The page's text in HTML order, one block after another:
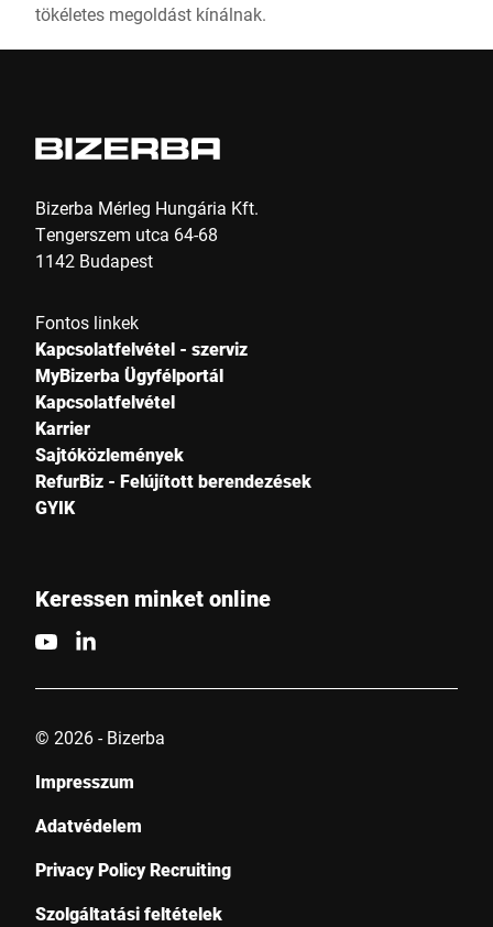
tökéletes megoldást kínálnak.
Bizerba Mérleg Hungária Kft.
Tengerszem utca 64-68
1142 Budapest
Fontos linkek
Kapcsolatfelvétel - szerviz
MyBizerba Ügyfélportál
Kapcsolatfelvétel
Karrier
Sajtóközlemények
RefurBiz - Felújított berendezések
GYIK
Keressen minket online
© 2026 - Bizerba
Impresszum
Adatvédelem
Privacy Policy Recruiting
Szolgáltatási feltételek